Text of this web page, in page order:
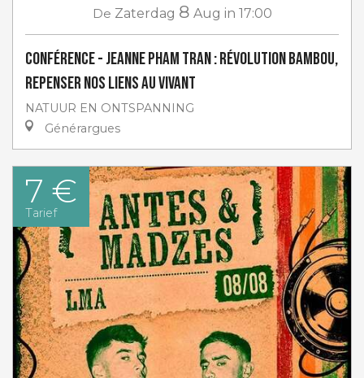
De Zaterdag 8 Aug in 17:00
Conférence - Jeanne Pham Tran : Révolution Bambou,
repenser nos liens au vivant
NATUUR EN ONTSPANNING
Générargues
7 €
Tarief